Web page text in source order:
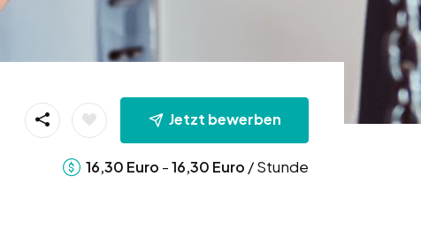
Jetzt bewerben
16,30 Euro -16,30 Euro / Stunde